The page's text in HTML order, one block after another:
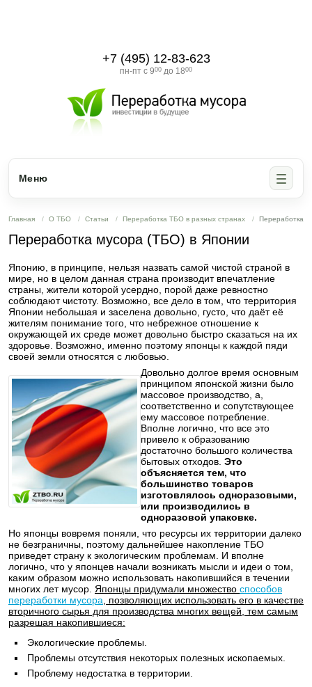
+7 (495) 12-83-623
пн-пт с 900 до 1800
Меню
Главная О ТБО Статьи Переработка ТБО в разных странах Переработка
Переработка мусора (ТБО) в Японии
Японию, в принципе, нельзя назвать самой чистой страной в
мире, но в целом данная страна производит впечатление
страны, жители которой усердно, порой даже ревностно
соблюдают чистоту. Возможно, все дело в том, что территория
Японии небольшая и заселена довольно, густо, что даёт её
жителям понимание того, что небрежное отношение к
окружающей их среде может довольно быстро сказаться на их
здоровье. Возможно, именно поэтому японцы к каждой пяди
своей земли относятся с любовью.
Довольно долгое время основным
принципом японской жизни было
массовое производство, а,
соответственно и сопутствующее
ему массовое потребление.
Вполне логично, что все это
привело к образованию
достаточно большого количества
бытовых отходов. Это
объясняется тем, что
большинство товаров
изготовлялось одноразовыми,
или производились в
одноразовой упаковке.
Но японцы вовремя поняли, что ресурсы их территории далеко
не безграничны, поэтому дальнейшее накопление ТБО
приведет страну к экологическим проблемам. И вполне
логично, что у японцев начали возникать мысли и идеи о том,
каким образом можно использовать накопившийся в течении
многих лет мусор. Японцы придумали множество способов
переработки мусора, позволяющих использовать его в качестве
вторичного сырья для производства многих вещей, тем самым
разрешая накопившиеся:
Экологические проблемы.
Проблемы отсутствия некоторых полезных ископаемых.
Проблему недостатка в территории.